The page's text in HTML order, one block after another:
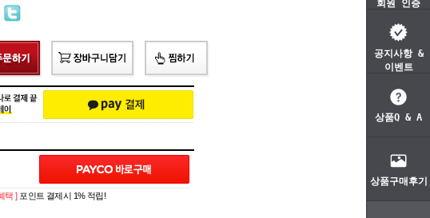
회원 인증
공지사항 &
이벤트
상품Q & A
상품구매후기
택 ] 포인트 결제시 1% 적립!